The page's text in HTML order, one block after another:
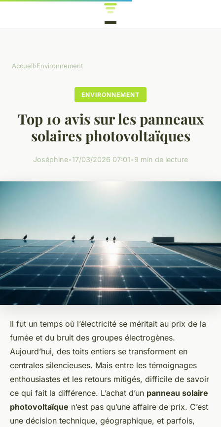
Accueil›Environnement
ENVIRONNEMENT
Top 10 avis sur les panneaux
solaires photovoltaïques
Joséphine•17/03/2026 07:01•9 min de lecture
Il fut un temps où l’électricité se méritait au prix de la
fumée et du bruit des groupes électrogènes.
Aujourd’hui, des toits entiers se transforment en
centrales silencieuses. Mais entre les témoignages
enthousiastes et les retours mitigés, difficile de savoir
ce qui fait la différence. L’achat d’un panneau solaire
photovoltaïque n’est pas qu’une affaire de prix. C’est
une décision technique, géographique, et parfois,